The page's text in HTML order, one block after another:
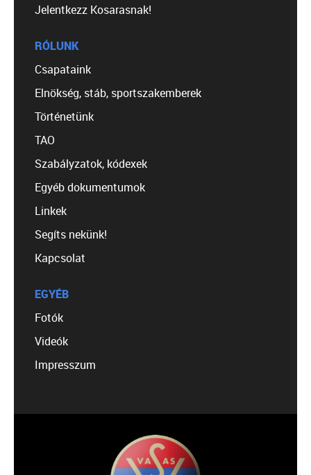
Jelentkezz Kosarasnak!
RÓLUNK
Csapataink
Elnökség, stáb, sportszakemberek
Történetünk
TAO
Szabályzatok, kódexek
Egyéb dokumentumok
Linkek
Segíts nekünk!
Kapcsolat
EGYÉB
Fotók
Videók
Impresszum